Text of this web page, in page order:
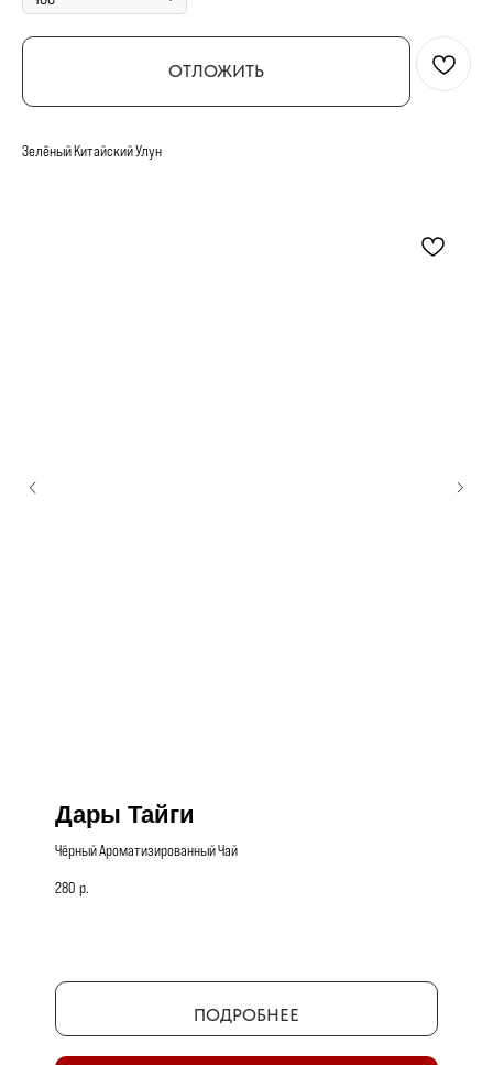
ОТЛОЖИТЬ
Зелёный Китайский Улун
Дары Тайги
Чёрный Ароматизированный Чай
280 р.
ПОДРОБНЕЕ